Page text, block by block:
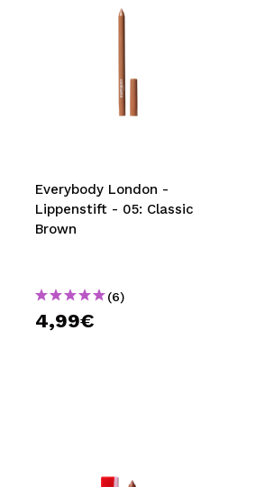
Everybody London -
Lippenstift - 05: Classic
Brown
(6)
4,99€